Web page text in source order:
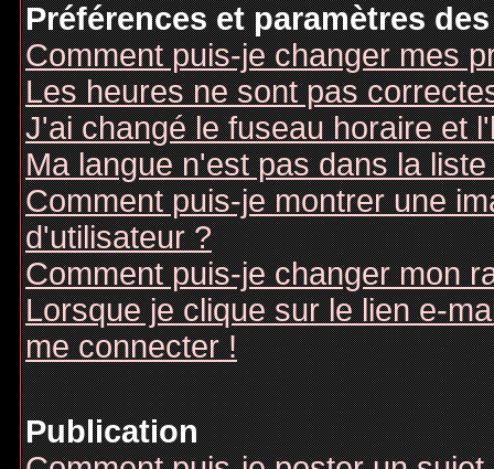
Préférences et paramètres
Comment puis-je changer mes
Les heures ne sont pas
J'ai changé le fuseau horaire et
Ma langue n'est pas dans la liste
Comment puis-je montrer une
d'utilisateur ?
Comment puis-je changer mon
Lorsque je clique sur le lien e-
me connecter !
Publication